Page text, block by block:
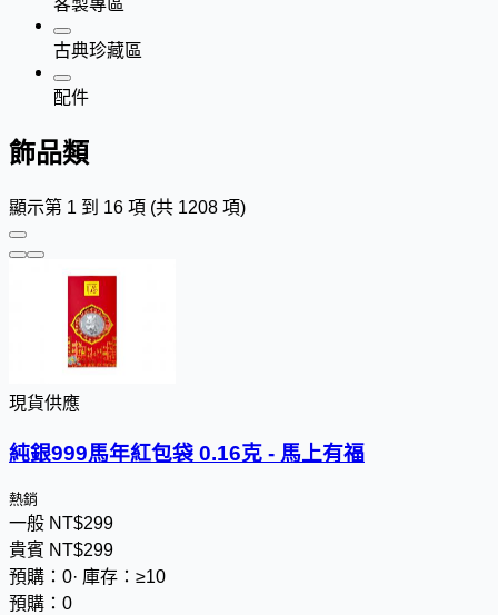
客製專區
古典珍藏區
配件
飾品類
顯示第 1 到 16 項 (共 1208 項)
現貨供應
純銀999馬年紅包袋 0.16克 - 馬上有福
熱銷
一般 NT$299
貴賓 NT$299
預購：0· 庫存：≥10
預購：0